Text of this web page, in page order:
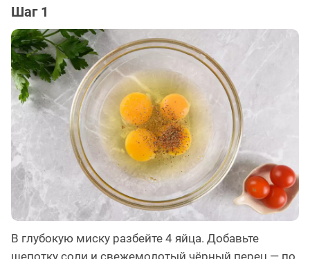
Шаг 1
В глубокую миску разбейте 4 яйца. Добавьте
щепотку соли и свежемолотый чёрный перец — по